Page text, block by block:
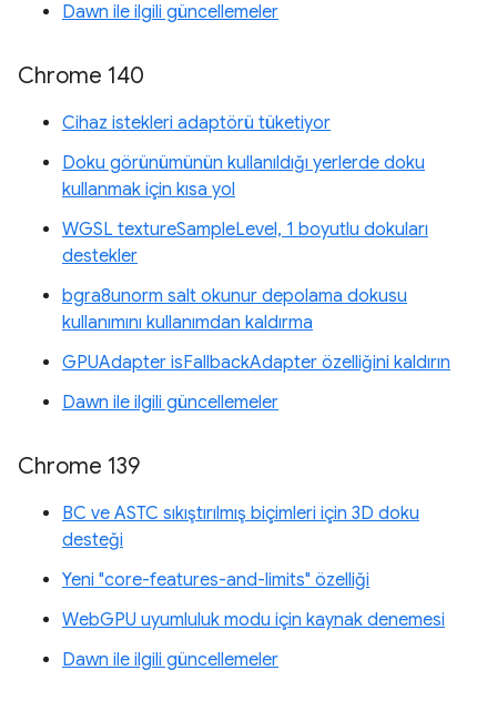
Dawn ile ilgili güncellemeler
Chrome 140
Cihaz istekleri adaptörü tüketiyor
Doku görünümünün kullanıldığı yerlerde doku
kullanmak için kısa yol
WGSL textureSampleLevel, 1 boyutlu dokuları
destekler
bgra8unorm salt okunur depolama dokusu
kullanımını kullanımdan kaldırma
GPUAdapter isFallbackAdapter özelliğini kaldırın
Dawn ile ilgili güncellemeler
Chrome 139
BC ve ASTC sıkıştırılmış biçimleri için 3D doku
desteği
Yeni "core-features-and-limits" özelliği
WebGPU uyumluluk modu için kaynak denemesi
Dawn ile ilgili güncellemeler